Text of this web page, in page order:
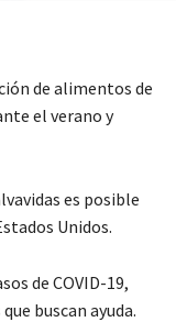
de alimentos de
el verano y
es posible
Unidos.
de COVID-19,
buscan ayuda.